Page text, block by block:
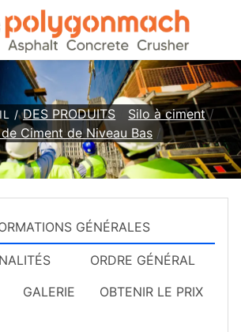
/DES PRODUITS Silo à ciment/
Ciment de Niveau Bas /
GÉNÉRALES
ORDRE GÉNÉRAL
GALERIE OBTENIR LE PRIX